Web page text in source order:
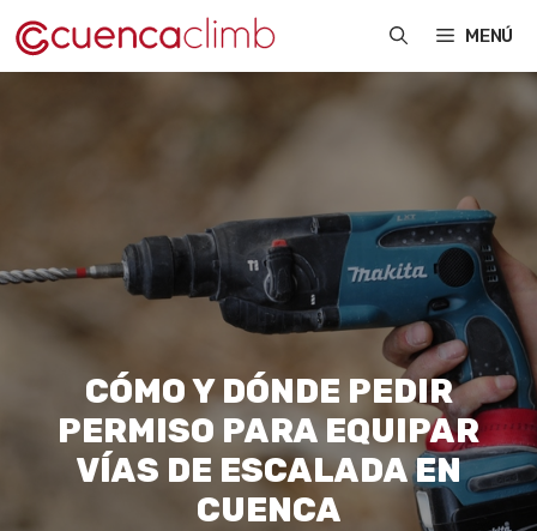
Saltar
al
MENÚ
CÓMO Y DÓNDE PEDIR
PERMISO PARA EQUIPAR
VÍAS DE ESCALADA EN
CUENCA